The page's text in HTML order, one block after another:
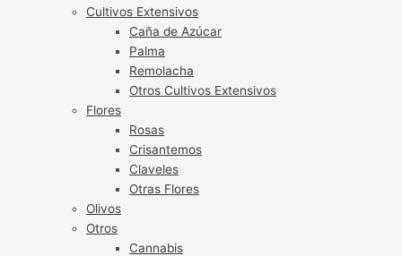
Cultivos Extensivos
Caña de Azúcar
Palma
Remolacha
Otros Cultivos Extensivos
Flores
Rosas
Crisantemos
Claveles
Otras Flores
Olivos
Otros
Cannabis